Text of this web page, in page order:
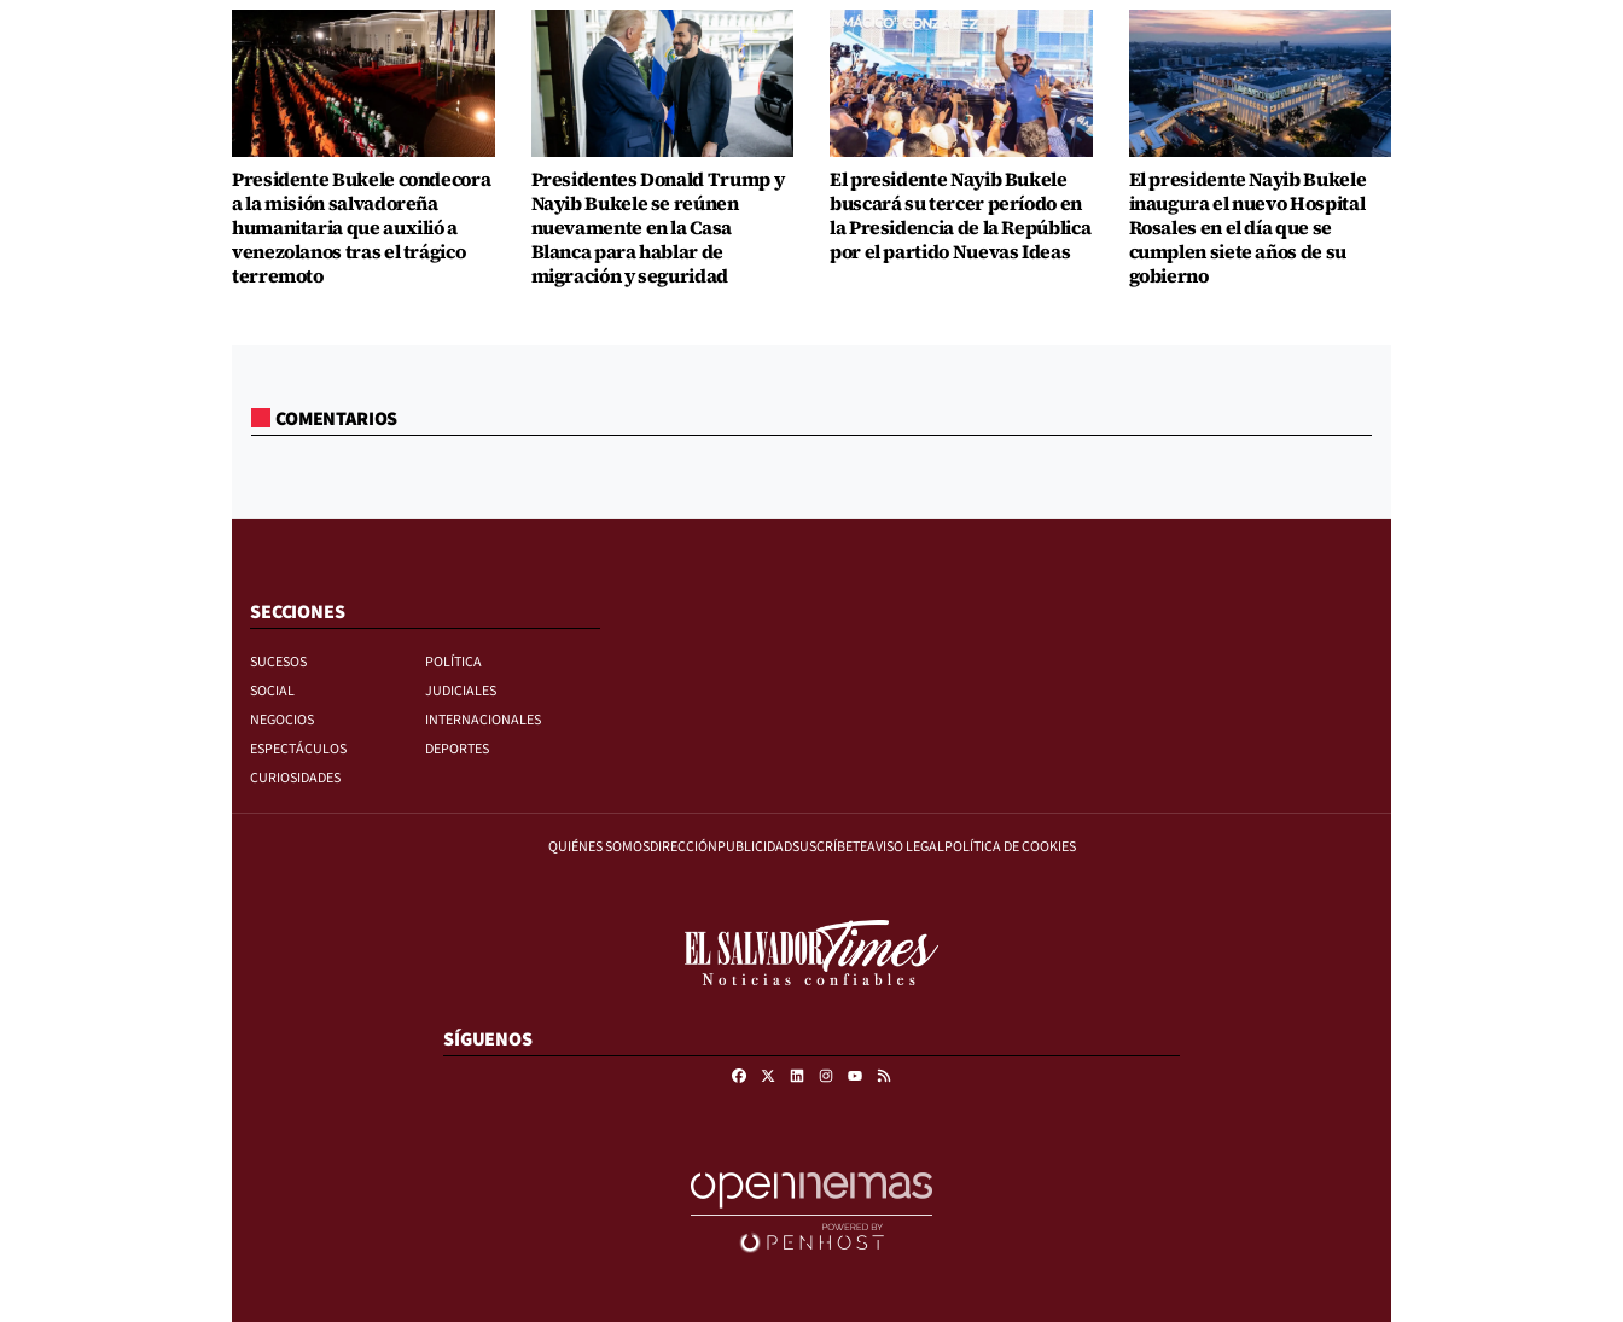
Presidente Bukele condecora
a la misión salvadoreña
humanitaria que auxilió a
venezolanos tras el trágico
terremoto
Presidentes Donald Trump y
Nayib Bukele se reúnen
nuevamente en la Casa
Blanca para hablar de
migración y seguridad
El presidente Nayib Bukele
buscará su tercer período en
la Presidencia de la República
por el partido Nuevas Ideas
El presidente Nayib Bukele
inaugura el nuevo Hospital
Rosales en el día que se
cumplen siete años de su
gobierno
COMENTARIOS
SECCIONES
SUCESOS
POLÍTICA
SOCIAL
JUDICIALES
NEGOCIOS
INTERNACIONALES
ESPECTÁCULOS
DEPORTES
CURIOSIDADES
QUIÉNES SOMOSDIRECCIÓNPUBLICIDADSUSCRÍBETEAVISO LEGALPOLÍTICA DE COOKIES
SÍGUENOS
FacebookLinkedinInstagram